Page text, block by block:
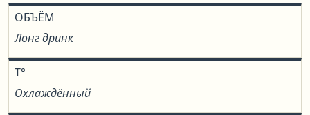
ОБЪЁМ
Лонг дринк
T°
Охлаждённый